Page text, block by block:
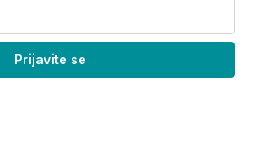
Prijavite se